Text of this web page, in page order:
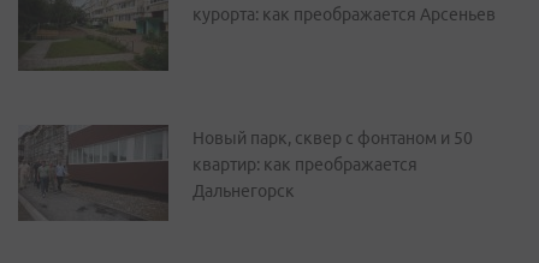
курорта: как преображается Арсеньев
Новый парк, сквер с фонтаном и 50
квартир: как преображается
Дальнегорск